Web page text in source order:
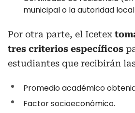
municipal o la autoridad
Por otra parte, el Icetex
tres criterios específicos
estudiantes que recibirán
Promedio académico
Factor socioeconómico.